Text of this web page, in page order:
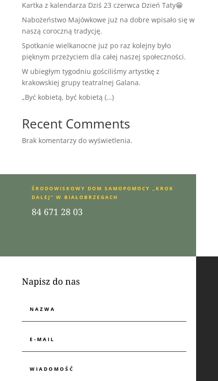
Kartka z kalendarza Dziś 23 czerwca Dzień Taty😁
Nabożeństwo Majówkowe już na dobre wpisało się w
naszą coroczną tradycję.
Spotkanie wielkanocne już po raz kolejny było
pięknym przeżyciem dla całej naszej społeczności.
W ubiegłym tygodniu gościliśmy artystkę z
krakowskiej grupy teatralnej Galana.
„Być kobietą, być kobietą (…)
Recent Comments
Brak komentarzy do wyświetlenia.
ŚRODOWISKOWY DOM SAMOPOMOCY „KROK
DALEJ” W BIAŁOBRZEGACH
84 671 28 03
Napisz do nas